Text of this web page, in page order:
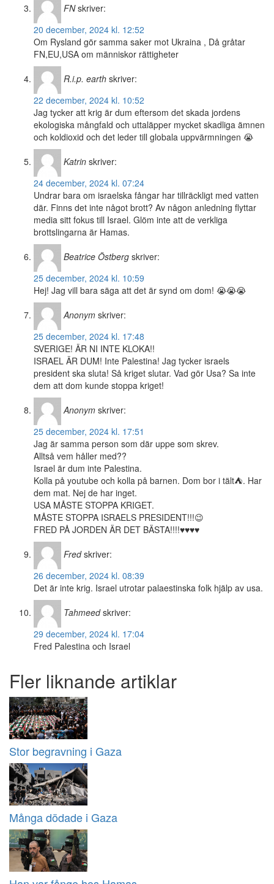
FN skriver:
20 december, 2024 kl. 12:52
Om Rysland gör samma saker mot Ukraina , Då gråtar
FN,EU,USA om människor rättigheter
R.i.p. earth skriver:
22 december, 2024 kl. 10:52
Jag tycker att krig är dum eftersom det skada jordens
ekologiska mångfald och uttaläpper mycket skadliga ämnen
och koldioxid och det leder till globala uppvärmningen 😭
Katrin skriver:
24 december, 2024 kl. 07:24
Undrar bara om israelska fångar har tillräckligt med vatten
där. Finns det inte något brott? Av någon anledning flyttar
media sitt fokus till Israel. Glöm inte att de verkliga
brottslingarna är Hamas.
Beatrice Östberg skriver:
25 december, 2024 kl. 10:59
Hej! Jag vill bara säga att det är synd om dom! 😭😭😭
Anonym skriver:
25 december, 2024 kl. 17:48
SVERIGE! ÄR NI INTE KLOKA!!
ISRAEL ÄR DUM! Inte Palestina! Jag tycker israels
president ska sluta! Så kriget slutar. Vad gör Usa? Sa inte
dem att dom kunde stoppa kriget!
Anonym skriver:
25 december, 2024 kl. 17:51
Jag är samma person som där uppe som skrev.
Alltså vem håller med??
Israel är dum inte Palestina.
Kolla på youtube och kolla på barnen. Dom bor i tält⛺. Har
dem mat. Nej de har inget.
USA MÅSTE STOPPA KRIGET.
MÅSTE STOPPA ISRAELS PRESIDENT!!!😉
FRED PÅ JORDEN ÄR DET BÄSTA!!!!♥️♥️♥️♥️
Fred skriver:
26 december, 2024 kl. 08:39
Det är inte krig. Israel utrotar palaestinska folk hjälp av usa.
Tahmeed skriver:
29 december, 2024 kl. 17:04
Fred Palestina och Israel
Fler liknande artiklar
Stor begravning i Gaza
Många dödade i Gaza